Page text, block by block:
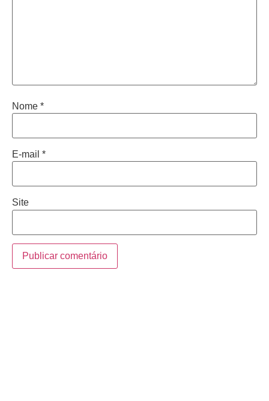
Nome *
E-mail *
Site